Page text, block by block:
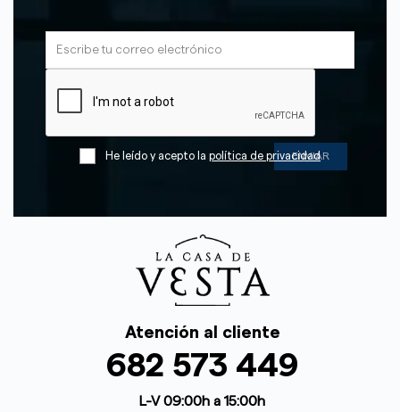
He leído y acepto la política de privacidad
Atención al cliente
682 573 449
L-V 09:00h a 15:00h